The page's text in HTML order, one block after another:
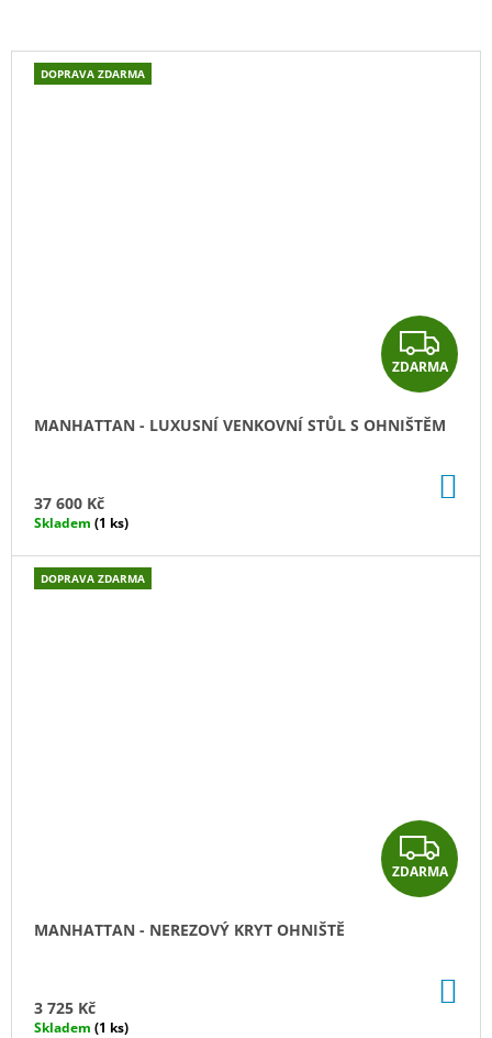
Z
D
A
M
ZDARMA
DOPRAVA ZDARMA
MANHATTAN - LUXUSNÍ VENKOVNÍ STŮL S OHNIŠTĚM
37 600 Kč
Skladem (1 ks)
Z
D
M
ZDARMA
DOPRAVA ZDARMA
MANHATTAN - NEREZOVÝ KRYT OHNIŠTĚ
3 725 Kč
Skladem (1 ks)